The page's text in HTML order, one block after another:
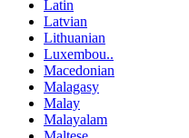
Latin
Latvian
Lithuanian
Luxembou..
Macedonian
Malagasy
Malay
Malayalam